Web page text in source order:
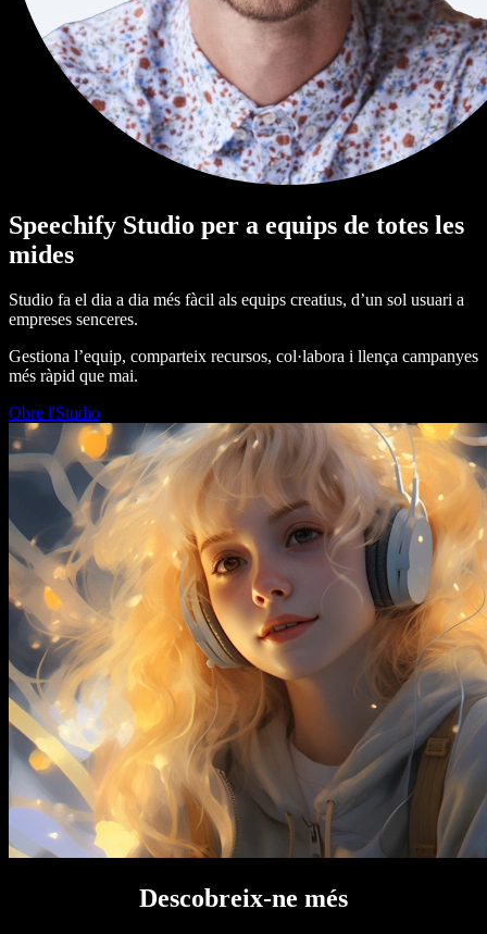
Speechify Studio per a equips de totes les
mides
Studio fa el dia a dia més fàcil als equips creatius, d’un sol usuari a
empreses senceres.
Gestiona l’equip, comparteix recursos, col·labora i llença campanyes
més ràpid que mai.
Obre l'Studio
Descobreix-ne més